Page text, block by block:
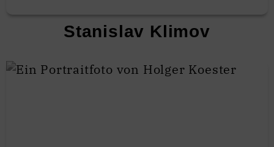
Stanislav Klimov